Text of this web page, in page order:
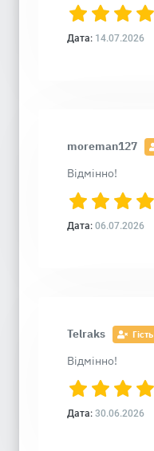
Дата: 14.07.2026
moreman127
Відмінно!
Дата: 06.07.2026
Telraks Гість
Відмінно!
Дата: 30.06.2026